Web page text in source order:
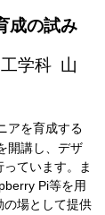
成の試み
学科 山
アを育成する
開講し、デザ
ています。ま
Pi等を用
の場として提供